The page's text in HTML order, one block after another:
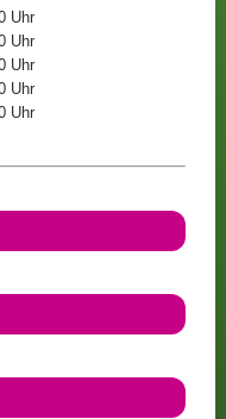
Uhr
Uhr
Uhr
Uhr
Uhr